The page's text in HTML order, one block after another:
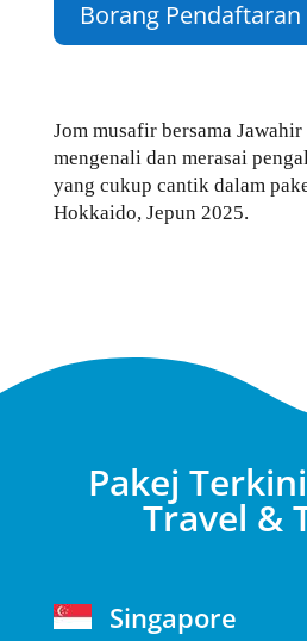
Borang Pendaftaran
Jom musafir bersama
mengenali dan merasai
yang cukup cantik dalam
Hokkaido, Jepun 2025.
Pakej
Travel &
Singapore